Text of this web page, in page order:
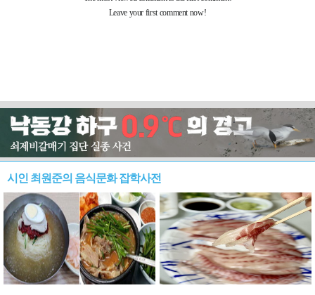
시인 최원준의 음식문화 잡학사전